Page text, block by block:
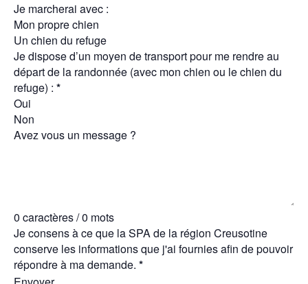
Je marcherai avec :
Mon propre chien
Un chien du refuge
Je dispose d’un moyen de transport pour me rendre au
départ de la randonnée (avec mon chien ou le chien du
refuge) : *
Oui
Non
Avez vous un message ?
0 caractères / 0 mots
Je consens à ce que la SPA de la région Creusotine
conserve les informations que j'ai fournies afin de pouvoir
répondre à ma demande. *